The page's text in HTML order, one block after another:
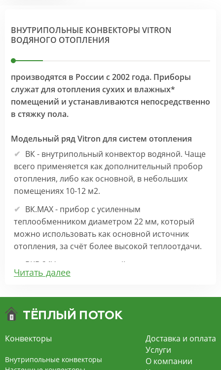
ВНУТРИПОЛЬНЫЕ КОНВЕКТОРЫ VITRON
ВОДЯНОГО ОТОПЛЕНИЯ
производятся в России с 2002 года. Приборы
служат для отопления сухих и влажных*
помещений и устанавливаются непосредственно
в стяжку пола.
Модельный ряд Vitron для систем отопления
ВК - внутрипольный конвектор водяной. Чаще
всего применяется как дополнительный пробор
отопления, либо как основной, в небольших
помещениях 10-12 м2.
ВК.МАХ - прибор с усиленным
теплообменником диаметром 22 мм, который
можно использовать как основной источник
отопления, за счёт более высокой теплоотдачи.
ВКВ 24V – внутрипольный конвектор
отопления с вентилятором на 24В подходит для
экономит электроэнергию и бесшумно работает.
конвекцией на 220В. За счет тангенциального
вентилятора создает принудительную
Читать далее
Конвекторы
Внутрипольные конвекторы
Доставка и оплата
Услуги
О компании